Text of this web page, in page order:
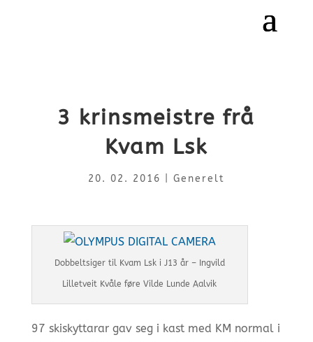
3 krinsmeistre frå
Kvam Lsk
20. 02. 2016 Generelt
Dobbeltsiger til Kvam Lsk i J13 år – Ingvild
Lilletveit Kvåle føre Vilde Lunde Aalvik
97 skiskyttarar gav seg i kast med KM normal i